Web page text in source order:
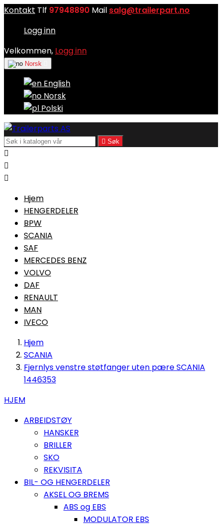
Kontakt Tlf 97948890 Mail salg@trailerpart.no
Logg inn
Velkommen, Logg inn
Norsk
English
Norsk
Polski
 Søk



Hjem
HENGERDELER
BPW
SCANIA
SAF
MERCEDES BENZ
VOLVO
DAF
RENAULT
MAN
IVECO
Hjem
SCANIA
Fjernlys venstre støtfanger uten pære SCANIA
1446353
HJEM
ARBEIDSTØY
HANSKER
BRILLER
SKO
REKVISITA
BIL- OG HENGERDELER
AKSEL OG BREMS
ABS og EBS
MODULATOR EBS